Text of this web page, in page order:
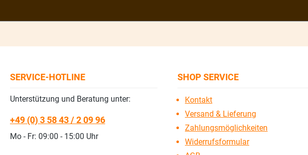
SERVICE-HOTLINE
Unterstützung und Beratung unter:
+49 (0) 3 58 43 / 2 09 96
Mo - Fr: 09:00 - 15:00 Uhr
SHOP SERVICE
Kontakt
Versand & Lieferung
Zahlungsmöglichkeiten
Widerrufsformular